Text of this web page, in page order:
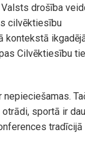
drošība
cilvēktiesību
kontekstā
Cilvēktiesību
sportā ir
tradīcijā